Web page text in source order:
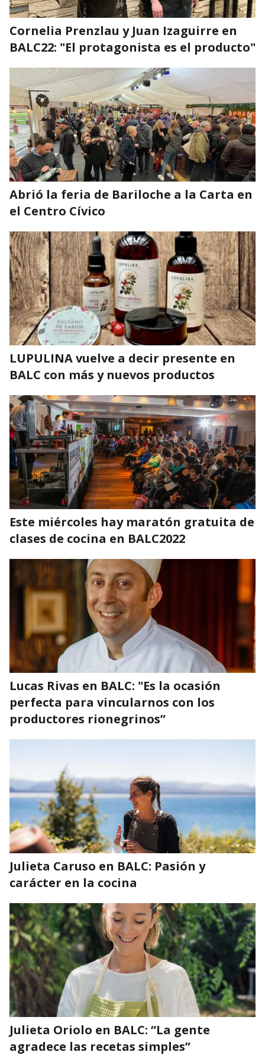
Cornelia Prenzlau y Juan Izaguirre en
BALC22: "El protagonista es el producto"
Abrió la feria de Bariloche a la Carta en
el Centro Cívico
LUPULINA vuelve a decir presente en
BALC con más y nuevos productos
Este miércoles hay maratón gratuita de
clases de cocina en BALC2022
Lucas Rivas en BALC: "Es la ocasión
perfecta para vincularnos con los
productores rionegrinos”
Julieta Caruso en BALC: Pasión y
carácter en la cocina
Julieta Oriolo en BALC: “La gente
agradece las recetas simples”